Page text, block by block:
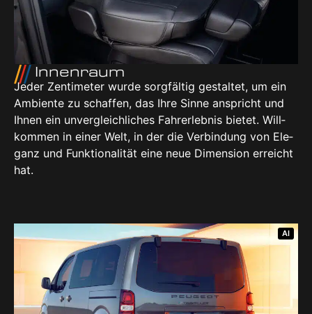
Innen­raum
Jeder Zen­ti­me­ter wur­de sorg­fäl­tig gestal­tet, um ein
Ambi­en­te zu schaf­fen, das Ihre Sin­ne anspricht und
Ihnen ein unver­gleich­li­ches Fahr­erleb­nis bie­tet. Will­
kom­men in einer Welt, in der die Ver­bin­dung von Ele­
ganz und Funk­tio­na­li­tät eine neue Dimen­si­on erreicht
hat.
AI